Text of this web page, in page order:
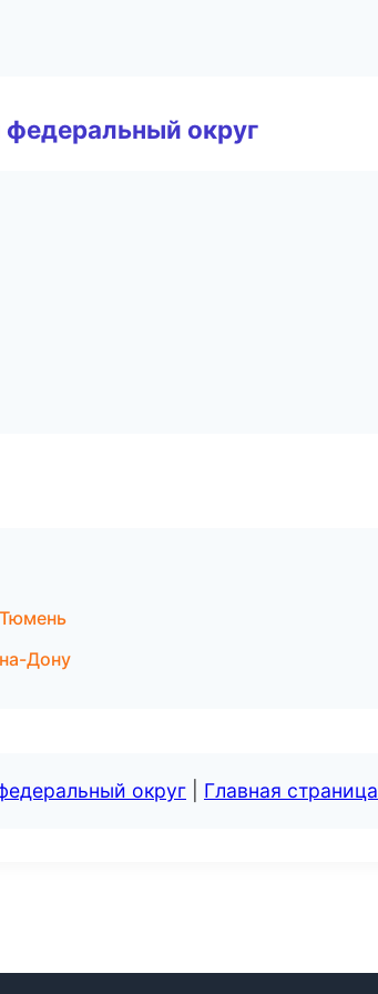
округ
Дону
округ Главная страница